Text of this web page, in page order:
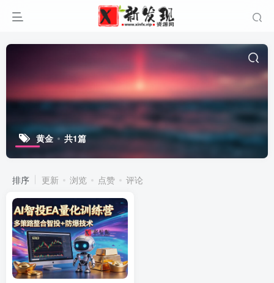
黄金 共1篇
排序 更新 浏览 点赞 评论